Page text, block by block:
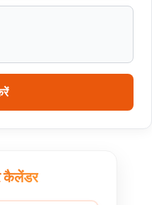
2028-29, 2029-30 के
कैलेंडर